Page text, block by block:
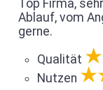
Top Firma,
Ablauf, vom
gerne.
Qualität
Nutzen